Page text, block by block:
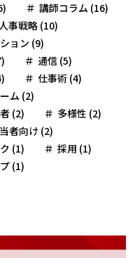
講師コラム (16)
事戦略 (10)
ョン (9)
通信 (5)
仕事術 (4)
ム (2)
(2)
多様性 (2)
者向け (2)
(1)
採用 (1)
(1)